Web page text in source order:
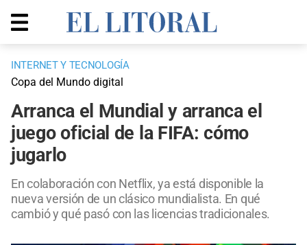
INTERNET Y TECNOLOGÍA
Copa del Mundo digital
Arranca el Mundial y arranca el
juego oficial de la FIFA: cómo
jugarlo
En colaboración con Netflix, ya está disponible la
nueva versión de un clásico mundialista. En qué
cambió y qué pasó con las licencias tradicionales.